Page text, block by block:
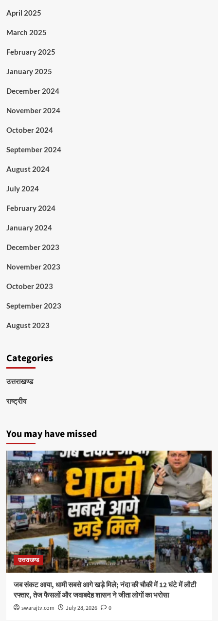
April 2025
March 2025
February 2025
January 2025
December 2024
November 2024
October 2024
September 2024
August 2024
July 2024
February 2024
January 2024
December 2023
November 2023
October 2023
September 2023
August 2023
Categories
उत्तराखण्ड
राष्ट्रीय
You may have missed
उत्तराखण्ड
जब संकट आया, धामी सबसे आगे खड़े मिले; नंदा की चौकी में 12 घंटे में लौटी
रफ्तार, तेज फैसलों और जवाबदेह शासन ने जीता लोगों का भरोसा
swarajtv.com July 28, 2026 0